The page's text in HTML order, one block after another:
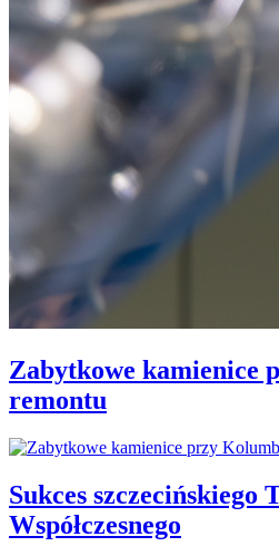
Zabytkowe kamienice
remontu
Sukces szczecińskiego
Współczesnego